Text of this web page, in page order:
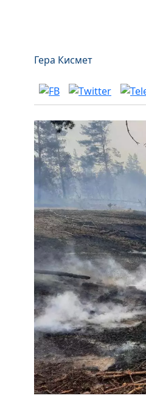
Гера Кисмет